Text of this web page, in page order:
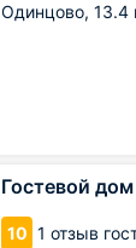
Одинцово, 13.4
Гостевой
10 1 отзыв